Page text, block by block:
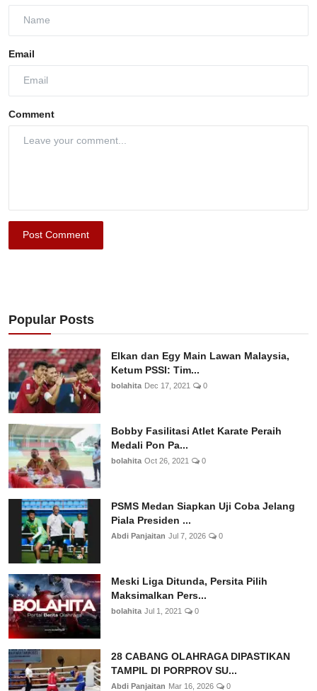
Email
Comment
Post Comment
Popular Posts
Elkan dan Egy Main Lawan Malaysia,
Ketum PSSI: Tim...
bolahita Dec 17, 2021 0
Bobby Fasilitasi Atlet Karate Peraih
Medali Pon Pa...
bolahita Oct 26, 2021 0
PSMS Medan Siapkan Uji Coba Jelang
Piala Presiden ...
Abdi Panjaitan Jul 7, 2026 0
Meski Liga Ditunda, Persita Pilih
Maksimalkan Pers...
bolahita Jul 1, 2021 0
28 CABANG OLAHRAGA DIPASTIKAN
TAMPIL DI PORPROV SU...
Abdi Panjaitan Mar 16, 2026 0